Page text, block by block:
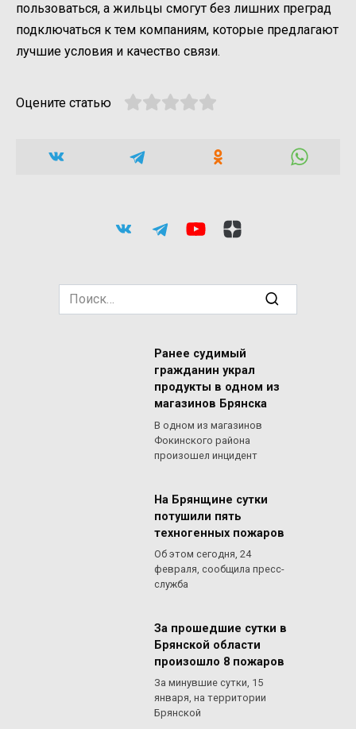
пользоваться, а жильцы смогут без лишних преград
подключаться к тем компаниям, которые предлагают
лучшие условия и качество связи.
Оцените статью
Search
for:
Ранее судимый
гражданин украл
продукты в одном из
магазинов Брянска
В одном из магазинов
Фокинского района
произошел инцидент
На Брянщине сутки
потушили пять
техногенных пожаров
Об этом сегодня, 24
февраля, сообщила пресс-
служба
За прошедшие сутки в
Брянской области
произошло 8 пожаров
За минувшие сутки, 15
января, на территории
Брянской